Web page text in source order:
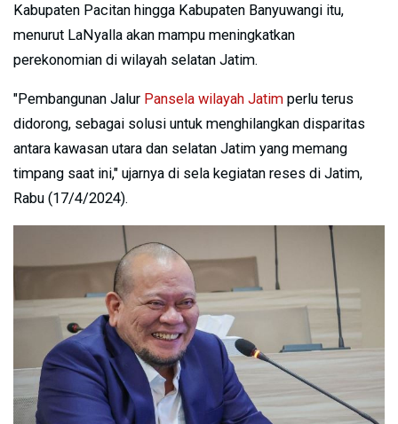
Kabupaten Pacitan hingga Kabupaten Banyuwangi itu,
menurut LaNyalla akan mampu meningkatkan
perekonomian di wilayah selatan Jatim.
"Pembangunan Jalur Pansela wilayah Jatim perlu terus
didorong, sebagai solusi untuk menghilangkan disparitas
antara kawasan utara dan selatan Jatim yang memang
timpang saat ini," ujarnya di sela kegiatan reses di Jatim,
Rabu (17/4/2024).